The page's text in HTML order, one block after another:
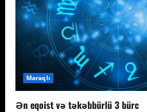
Maraqlı
Ən eqoist və təkəbbürlü 3 bürc